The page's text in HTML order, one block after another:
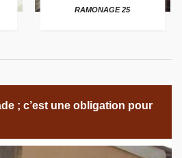
RAMONAGE 25
; c’est une obligation pour